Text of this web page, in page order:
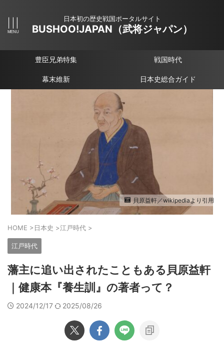
日本初の歴史戦国ポータルサイト
BUSHOO!JAPAN（武将ジャパン）
豊臣兄弟特集 戦国時代
幕末維新 日本史総合ガイド
貝原益軒／wikipediaより引用
HOME >日本史 >江戸時代 >
江戸時代
藩主に追い出されたこともある貝原益軒
｜健康本『養生訓』の著者って？
2024/12/17 2025/08/26